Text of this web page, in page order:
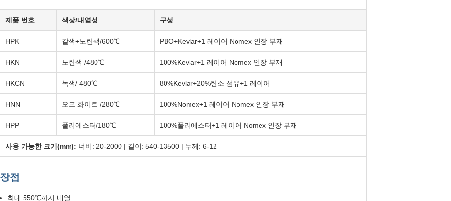
제품 번호 색상/내열성 구성
HPK 갈색+노란색/600℃ PBO+Kevlar+1 레이어 Nomex 인장 부재
HKN 노란색 /480℃ 100%Kevlar+1 레이어 Nomex 인장 부재
HKCN 녹색/ 480℃ 80%Kevlar+20%탄소 섬유+1 레이어
HNN 오프 화이트 /280℃ 100%Nomex+1 레이어 Nomex 인장 부재
HPP 폴리에스터/180℃ 100%폴리에스터+1 레이어 Nomex 인장 부재
사용 가능한 크기(mm): 너비: 20-2000 | 길이: 540-13500 | 두께: 6-12
장점
최대 550℃까지 내열